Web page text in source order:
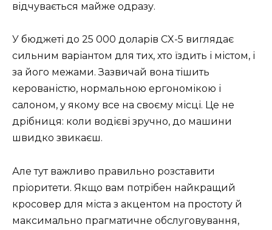
відчувається майже одразу.
У бюджеті до 25 000 доларів CX-5 виглядає
сильним варіантом для тих, хто їздить і містом, і
за його межами. Зазвичай вона тішить
керованістю, нормальною ергономікою і
салоном, у якому все на своєму місці. Це не
дрібниця: коли водієві зручно, до машини
швидко звикаєш.
Але тут важливо правильно розставити
пріоритети. Якщо вам потрібен найкращий
кросовер для міста з акцентом на простоту й
максимально прагматичне обслуговування,